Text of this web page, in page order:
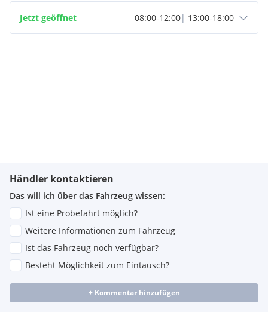
Jetzt geöffnet 08:00-12:00| 13:00-18:00
Händler kontaktieren
Das will ich über das Fahrzeug wissen:
Ist eine Probefahrt möglich?
Weitere Informationen zum Fahrzeug
Ist das Fahrzeug noch verfügbar?
Besteht Möglichkeit zum Eintausch?
+ Kommentar hinzufügen